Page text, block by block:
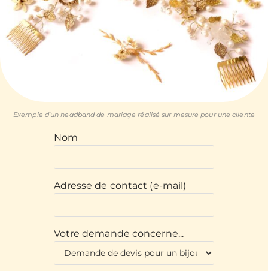
Exemple d'un headband de mariage réalisé sur mesure pour une cliente
Nom
Adresse de contact (e-mail)
Votre demande concerne...